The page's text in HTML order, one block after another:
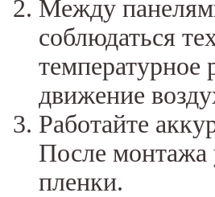
Между
соблюдаться
температурное
движение
Работайте
После монтажа
пленки.